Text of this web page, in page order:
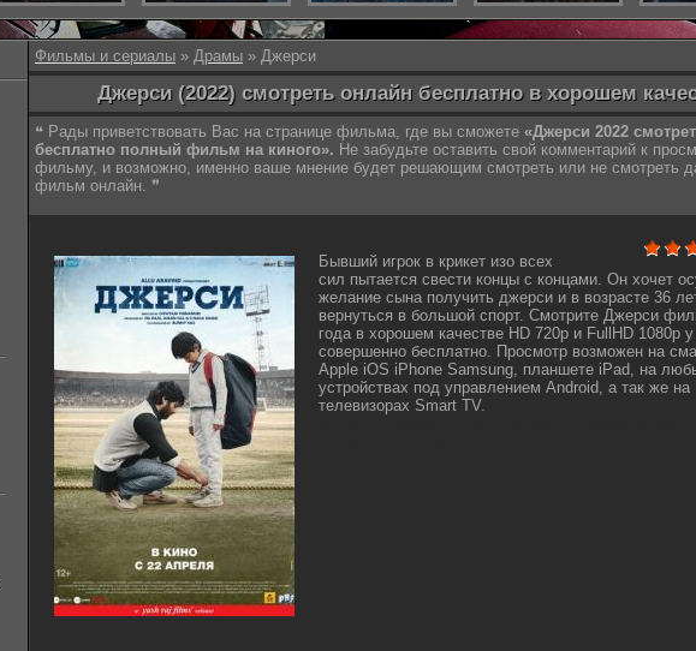
Фильмы и сериалы » Драмы » Джерси
Джерси (2022) смотреть онлайн бесплатно в хорошем
❝ Рады приветствовать Вас на странице фильма, где вы сможете «Джерси 2022
бесплатно полный фильм на киного». Не забудьте оставить свой комментарий к
фильму, и возможно, именно ваше мнение будет решающим смотреть или не смотреть
фильм онлайн. ❞
Бывший игрок в крикет изо всех
сил пытается свести концы с концами. Он хочет
желание сына получить джерси и в возрасте 36
вернуться в большой спорт. Смотрите Джерси
года в хорошем качестве HD 720p и FullHD 1080p у
совершенно бесплатно. Просмотр возможен на
Apple iOS iPhone Samsung, планшете iPad, на
устройствах под управлением Android, а так же на
телевизорах Smart TV.